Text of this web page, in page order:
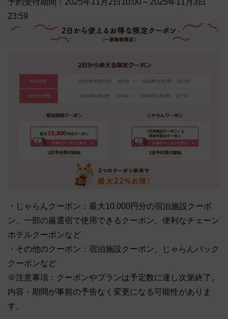
予約受付期間：2025年11月2日10:00～2025年11月3日
23:59
・じゃらんクーポン：最大10,000円分の宿泊施設クーポ
ン、一部の厳選宿で使用できるクーポン、便利なチェーン
ホテルクーポンなど
・その他のクーポン：宿泊施設クーポン、じゃらんパック
クーポンなど
※注意事項：クーポンやプランは予定数に達し次第終了。
内容・期間が事前の予告なく変更になる可能性がありま
す。